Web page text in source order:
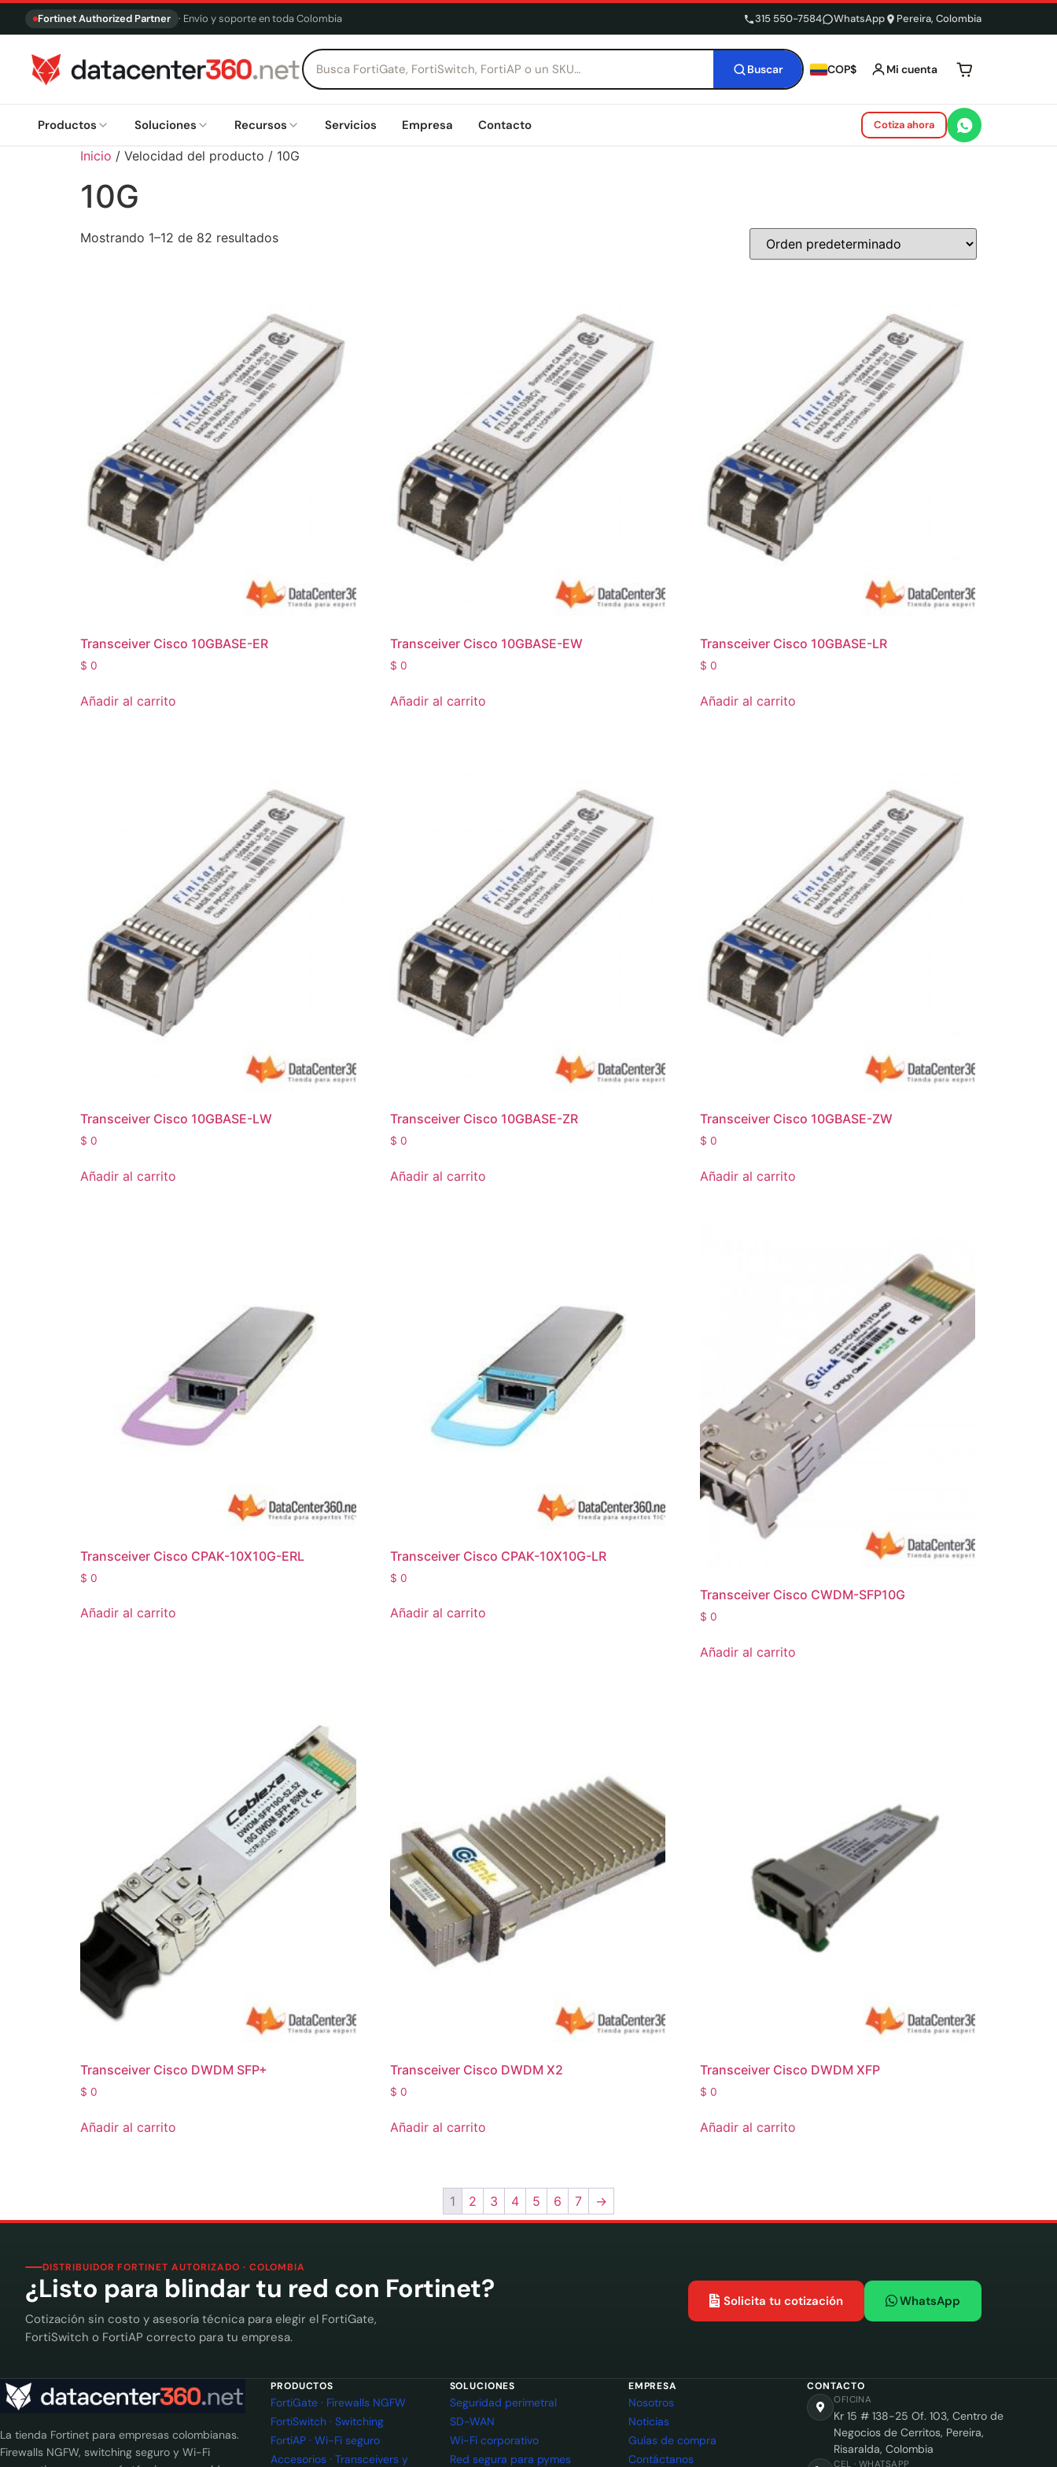
Fortinet Authorized Partner · Envío y soporte en toda Colombia 315 550-7584 WhatsApp Pereira, Colombia
Buscar COP$ Mi cuenta Tu carrito está
Productos Soluciones Recursos Servicios Empresa Contacto Cotiza ahora
Inicio / Velocidad del producto / 10G
10G
Mostrando 1–12 de 82 resultados
Transceiver Cisco 10GBASE-ER
$ 0
Añadir al carrito
Transceiver Cisco 10GBASE-EW
$ 0
Añadir al carrito
Transceiver Cisco 10GBASE-LR
$ 0
Añadir al carrito
Transceiver Cisco 10GBASE-LW
$ 0
Añadir al carrito
Transceiver Cisco 10GBASE-ZR
$ 0
Añadir al carrito
Transceiver Cisco 10GBASE-ZW
$ 0
Añadir al carrito
Transceiver Cisco CPAK-10X10G-ERL
$ 0
Añadir al carrito
Transceiver Cisco CPAK-10X10G-LR
$ 0
Añadir al carrito
Transceiver Cisco CWDM-SFP10G
$ 0
Añadir al carrito
Transceiver Cisco DWDM SFP+
$ 0
Añadir al carrito
Transceiver Cisco DWDM X2
$ 0
Añadir al carrito
Transceiver Cisco DWDM XFP
$ 0
Añadir al carrito
1 2 3 4 5 6 7 →
DISTRIBUIDOR FORTINET AUTORIZADO · COLOMBIA
¿Listo para blindar tu red con Fortinet?
Cotización sin costo y asesoría técnica para elegir el FortiGate,
FortiSwitch o FortiAP correcto para tu empresa.
Solicita tu cotización WhatsApp
La tienda Fortinet para empresas colombianas.
Firewalls NGFW, switching seguro y Wi-Fi
PRODUCTOS
FortiGate · Firewalls NGFW
FortiSwitch · Switching
FortiAP · Wi-Fi seguro
Accesorios · Transceivers y
SOLUCIONES
Seguridad perimetral
SD-WAN
Wi-Fi corporativo
Red segura para pymes
EMPRESA
Nosotros
Noticias
Guías de compra
Contáctanos
CONTACTO
OFICINA
Kr 15 # 138-25 Of. 103, Centro de
Negocios de Cerritos, Pereira,
Risaralda, Colombia
CEL · WHATSAPP